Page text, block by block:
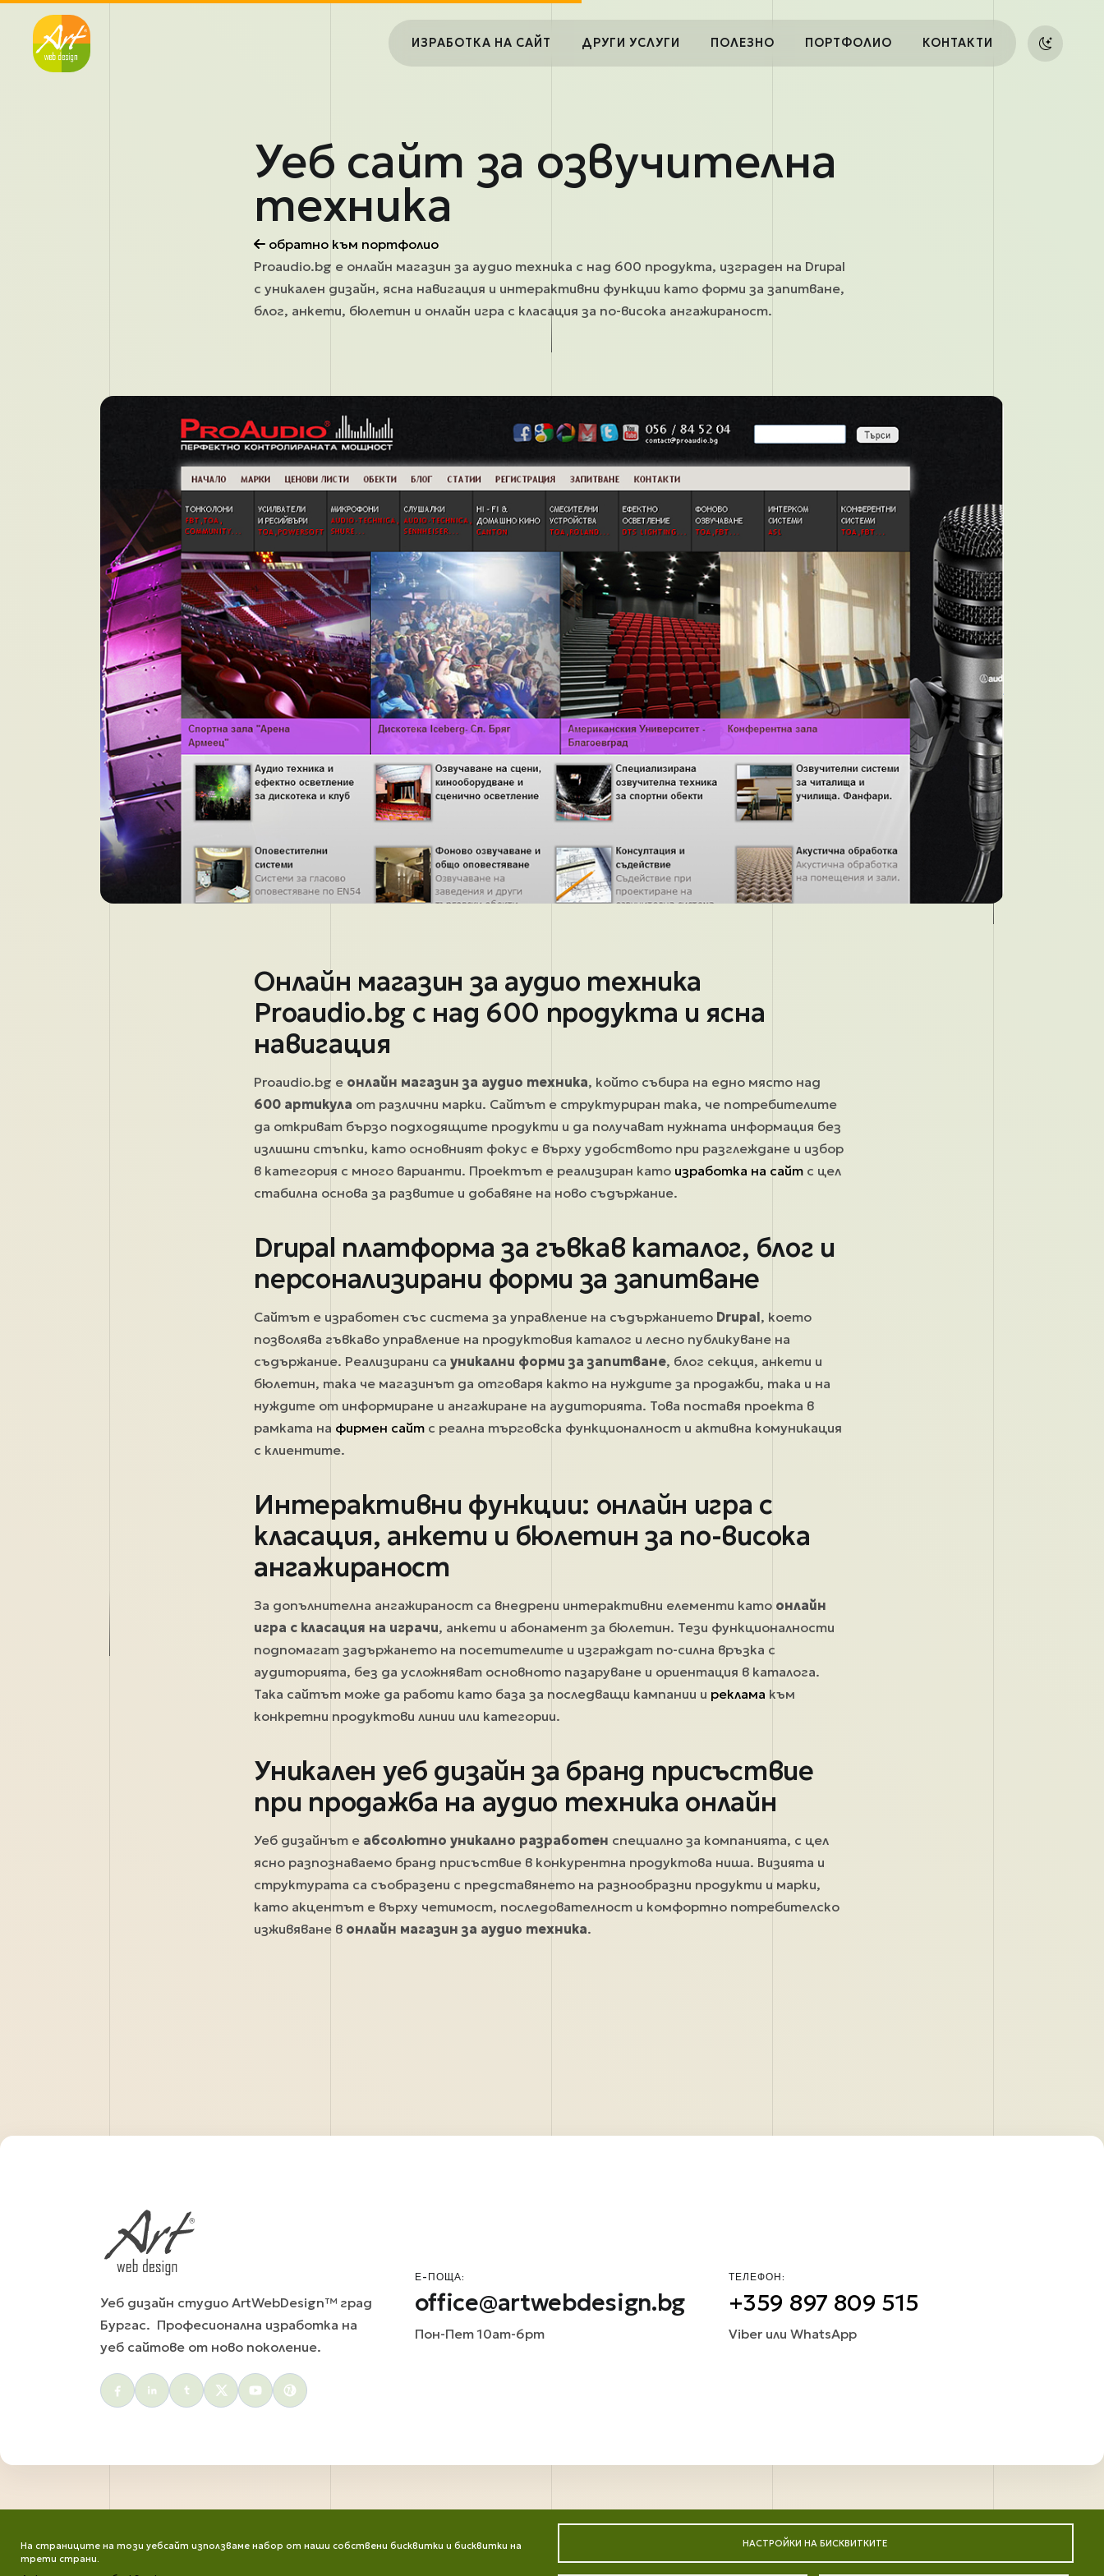
Main navigation
ИЗРАБОТКА НА САЙТ ДРУГИ УСЛУГИ ПОЛЕЗНО ПОРТФОЛИО КОНТАКТИ
Уеб сайт за озвучителна
техника
обратно към портфолио
Proaudio.bg е онлайн магазин за аудио техника с над 600 продукта, изграден на Drupal
с уникален дизайн, ясна навигация и интерактивни функции като форми за запитване,
блог, анкети, бюлетин и онлайн игра с класация за по-висока ангажираност.
Онлайн магазин за аудио техника
Proaudio.bg с над 600 продукта и ясна
навигация
Proaudio.bg е онлайн магазин за аудио техника, който събира на едно място над
600 артикула от различни марки. Сайтът е структуриран така, че потребителите
да откриват бързо подходящите продукти и да получават нужната информация без
излишни стъпки, като основният фокус е върху удобството при разглеждане и избор
в категория с много варианти. Проектът е реализиран като изработка на сайт с цел
стабилна основа за развитие и добавяне на ново съдържание.
Drupal платформа за гъвкав каталог, блог и
персонализирани форми за запитване
Сайтът е изработен със система за управление на съдържанието Drupal, което
позволява гъвкаво управление на продуктовия каталог и лесно публикуване на
съдържание. Реализирани сауникални форми за запитване, блог секция, анкети и
бюлетин, така че магазинът да отговаря както на нуждите за продажби, така и на
нуждите от информиране и ангажиране на аудиторията. Това поставя проекта в
рамката на фирмен сайт с реална търговска функционалност и активна комуникация
с клиентите.
Интерактивни функции: онлайн игра с
класация, анкети и бюлетин за по-висока
ангажираност
За допълнителна ангажираност са внедрени интерактивни елементи като онлайн
игра с класация на играчи, анкети и абонамент за бюлетин. Тези функционалности
подпомагат задържането на посетителите и изграждат по-силна връзка с
аудиторията, без да усложняват основното пазаруване и ориентация в каталога.
Така сайтът може да работи като база за последващи кампании и реклама към
конкретни продуктови линии или категории.
Уникален уеб дизайн за бранд присъствие
при продажба на аудио техника онлайн
Уеб дизайнът е абсолютно уникално разработен специално за компанията, с цел
ясно разпознаваемо бранд присъствие в конкурентна продуктова ниша. Визията и
структурата са съобразени с представянето на разнообразни продукти и марки,
като акцентът е върху четимост, последователност и комфортно потребителско
изживяване в онлайн магазин за аудио техника.
Уеб дизайн студио ArtWebDesign™ град
Бургас. Професионална изработка на
уеб сайтове от ново поколение.
Social menu
На страниците на този уебсайт използваме набор от наши собствени бисквитки и бисквитки на
трети страни.
НАСТРОЙКИ НА БИСКВИТКИТЕ
Е-ПОЩА:
office@artwebdesign.bg
Пон-Пет 10am-6pm
ТЕЛЕФОН:
+359 897 809 515
Viber или WhatsApp